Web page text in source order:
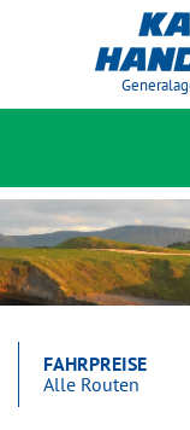
FAHRPREISE
Alle Routen